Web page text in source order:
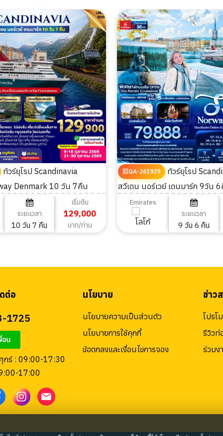
ทัวร์ยุโรป Scandinavia
Denmark 10 วัน 7คืน
ระยะเวลา
10 วัน 7 คืน
เริ่มต้น
129,000
บาท/ท่าน
GA-261929
ทัวร์ยุโรป Scandinavian Lover
สวีเดน นอร์เวย์ เดนมาร์ก 9วัน
Emirates
ระยะเวลา
9 วัน 6 คืน
ต่อ
1725
ร์ : 09:00-17:30
17:00
นโยบาย
นโยบายความเป็นส่วนตัว
นโยบายการใช้คุกกี้
ข้อตกลงและเงื่อนไขการจอง
ข่าว
โปรโ
รีวิวท่
ร่วมง